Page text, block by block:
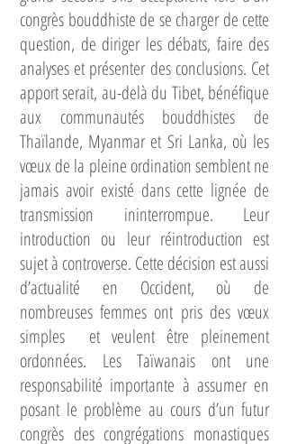
congrès bouddhiste de se charger de cette
question, de diriger les débats, faire des
analyses et présenter des conclusions. Cet
apport serait, au-delà du Tibet, bénéfique
aux communautés bouddhistes de
Thaïlande, Myanmar et Sri Lanka, où les
vœux de la pleine ordination semblent ne
jamais avoir existé dans cette lignée de
transmission ininterrompue. Leur
introduction ou leur réintroduction est
sujet à controverse. Cette décision est aussi
d’actualité en Occident, où de
nombreuses femmes ont pris des vœux
simples et veulent être pleinement
ordonnées. Les Taïwanais ont une
responsabilité importante à assumer en
posant le problème au cours d’un futur
congrès des congrégations monastiques